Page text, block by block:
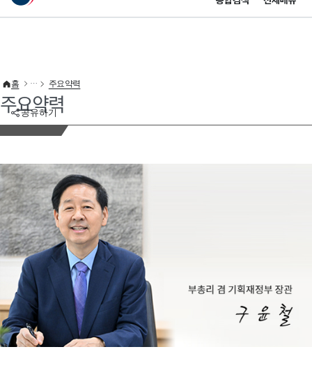
이 누리집은 대한민국 공식 전자정부 누리집입니다.
공유하기
홈 주요약력
주요약력